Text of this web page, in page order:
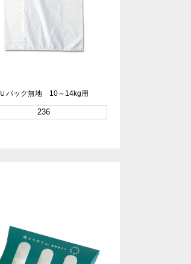
Ｕバック無地 10～14kg用
236